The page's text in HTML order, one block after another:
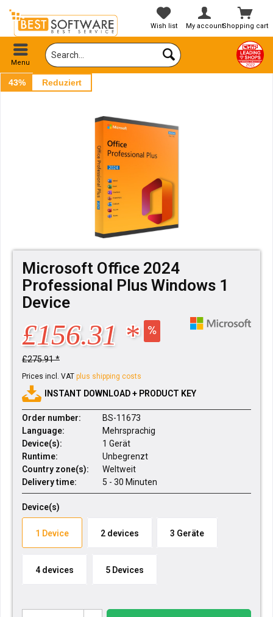
Shopping cart
Wish list My account
Menu
43% Reduziert
Microsoft Office 2024
Professional Plus Windows 1
Device
£156.31 *
£275.91 *
Prices incl. VAT plus shipping costs
INSTANT DOWNLOAD + PRODUCT KEY
Order number:
BS-11673
Language:
Mehrsprachig
Device(s):
1 Gerät
Runtime:
Unbegrenzt
Country zone(s):
Weltweit
Delivery time:
5 - 30 Minuten
Device(s)
1 Device 2 devices 3 Geräte
4 devices 5 Devices